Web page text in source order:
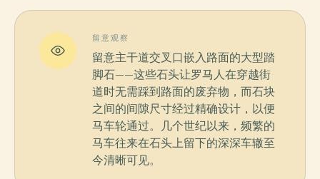
留意观察
留意主干道交叉口嵌入路面的大型踏
脚石——这些石头让罗马人在穿越街
道时无需踩到路面的废弃物，而石块
之间的间隙尺寸经过精确设计，以便
马车轮通过。几个世纪以来，频繁的
马车往来在石头上留下的深深车辙至
今清晰可见。